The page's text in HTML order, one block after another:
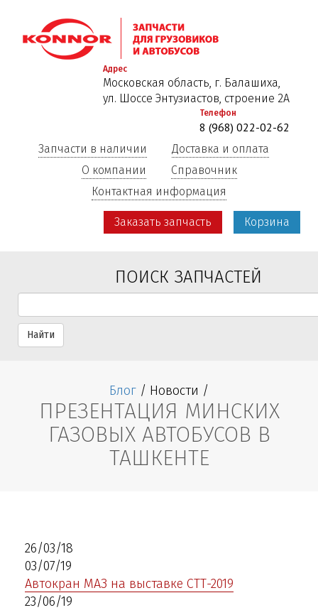
к
основному
Адрес
Московская область, г. Балашиха,
ул. Шоссе Энтузиастов, строение 2А
Телефон
8 (968) 022-02-62
Запчасти в наличии
Доставка и оплата
О компании
Справочник
Контактная информация
Заказать запчасть Корзина
ПОИСК ЗАПЧАСТЕЙ
Найти
Блог / Новости /
ПРЕЗЕНТАЦИЯ МИНСКИХ
ГАЗОВЫХ АВТОБУСОВ В
ТАШКЕНТЕ
26/03/18
03/07/19
Автокран МАЗ на выставке СТТ-2019
23/06/19